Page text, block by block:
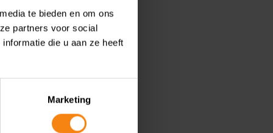
te bieden en om ons
partners voor social
die u aan ze heeft
Marketing